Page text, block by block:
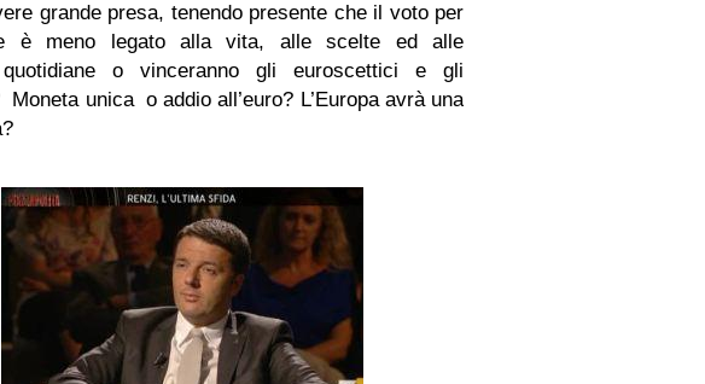
grande presa, tenendo presente che il voto per
è meno legato alla vita, alle scelte ed alle
quotidiane o vinceranno gli euroscettici e gli
unica o addio all’euro? L’Europa avrà una